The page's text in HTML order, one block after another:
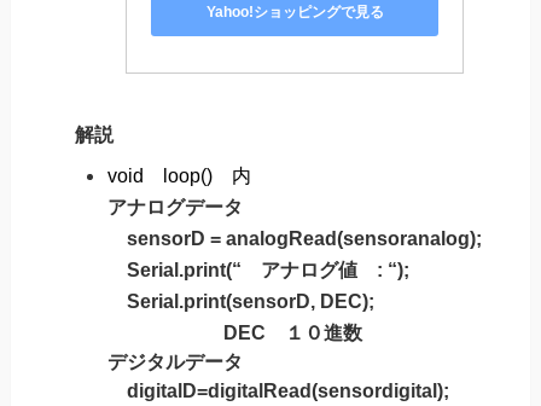
Yahoo!ショッピングで見る
解説
void loop() 内
アナログデータ
sensorD = analogRead(sensoranalog);
Serial.print(“ アナログ値 : “);
Serial.print(sensorD, DEC);
DEC １０進数
デジタルデータ
digitalD=digitalRead(sensordigital);